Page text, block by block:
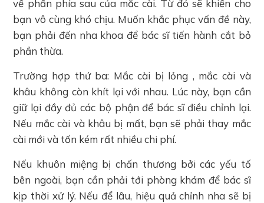
về phần phía sau của mắc cài. Từ đó sẽ khiến cho
bạn vô cùng khó chịu. Muốn khắc phục vấn đề này,
bạn phải đến nha khoa để bác sĩ tiến hành cắt bỏ
phần thừa.
Trường hợp thứ ba: Mắc cài bị lỏng , mắc cài và
khâu không còn khít lại với nhau. Lúc này, bạn cần
giữ lại đầy đủ các bộ phận để bác sĩ điều chỉnh lại.
Nếu mắc cài và khâu bị mất, bạn sẽ phải thay mắc
cài mới và tốn kém rất nhiều chi phí.
Nếu khuôn miệng bị chấn thương bởi các yếu tố
bên ngoài, bạn cần phải tới phòng khám để bác sĩ
kịp thời xử lý. Nếu để lâu, hiệu quả chỉnh nha sẽ bị